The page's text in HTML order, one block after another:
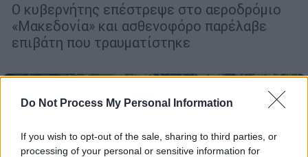
Do Not Process My Personal Information
If you wish to opt-out of the sale, sharing to third parties, or
processing of your personal or sensitive information for
Ο κυβερνήτης επέστρεψε στο αεροδρόμιο
«Μακεδονία» και ασθενοφόρο παρέλαβε
επιβάτη που τραυματίστηκε